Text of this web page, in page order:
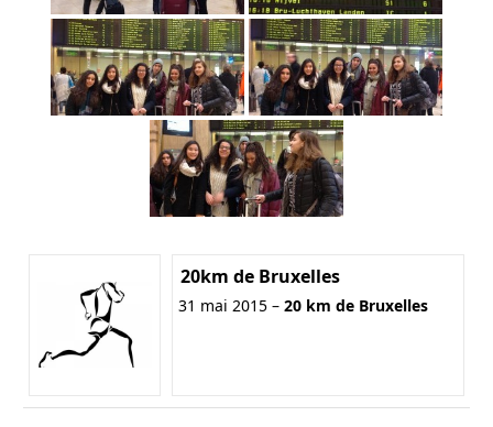
20km de Bruxelles
31 mai 2015 – 20 km de Bruxelles